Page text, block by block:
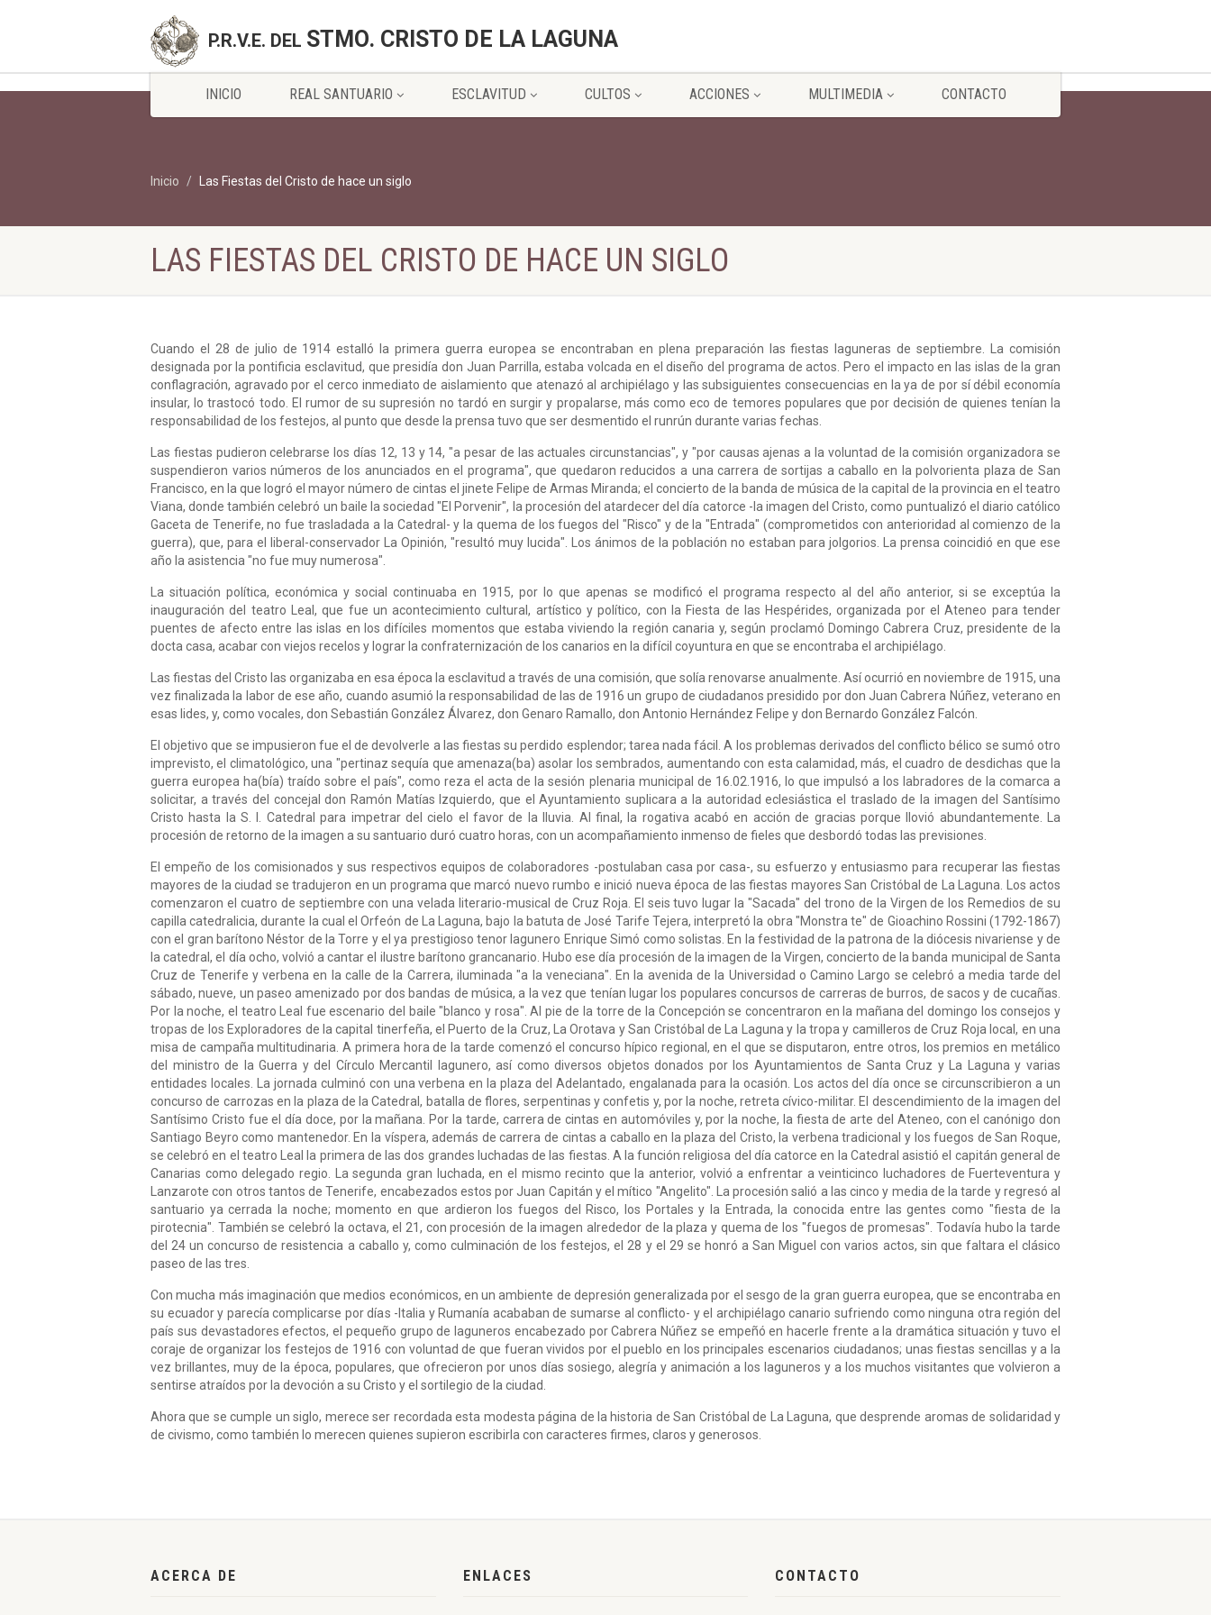
P.R.V.E. DEL STMO. CRISTO DE LA LAGUNA
INICIO REAL SANTUARIO ESCLAVITUD CULTOS ACCIONES MULTIMEDIA CONTACTO
Inicio Las Fiestas del Cristo de hace un siglo
LAS FIESTAS DEL CRISTO DE HACE UN SIGLO
Cuando el 28 de julio de 1914 estalló la primera guerra europea se encontraban en plena preparación las fiestas laguneras de septiembre. La comisión
designada por la pontificia esclavitud, que presidía don Juan Parrilla, estaba volcada en el diseño del programa de actos. Pero el impacto en las islas de la gran
conflagración, agravado por el cerco inmediato de aislamiento que atenazó al archipiélago y las subsiguientes consecuencias en la ya de por sí débil economía
insular, lo trastocó todo. El rumor de su supresión no tardó en surgir y propalarse, más como eco de temores populares que por decisión de quienes tenían la
responsabilidad de los festejos, al punto que desde la prensa tuvo que ser desmentido el runrún durante varias fechas.
Las fiestas pudieron celebrarse los días 12, 13 y 14, "a pesar de las actuales circunstancias", y "por causas ajenas a la voluntad de la comisión organizadora se
suspendieron varios números de los anunciados en el programa", que quedaron reducidos a una carrera de sortijas a caballo en la polvorienta plaza de San
Francisco, en la que logró el mayor número de cintas el jinete Felipe de Armas Miranda; el concierto de la banda de música de la capital de la provincia en el teatro
Viana, donde también celebró un baile la sociedad "El Porvenir", la procesión del atardecer del día catorce -la imagen del Cristo, como puntualizó el diario católico
Gaceta de Tenerife, no fue trasladada a la Catedral- y la quema de los fuegos del "Risco" y de la "Entrada" (comprometidos con anterioridad al comienzo de la
guerra), que, para el liberal-conservador La Opinión, "resultó muy lucida". Los ánimos de la población no estaban para jolgorios. La prensa coincidió en que ese
año la asistencia "no fue muy numerosa".
La situación política, económica y social continuaba en 1915, por lo que apenas se modificó el programa respecto al del año anterior, si se exceptúa la
inauguración del teatro Leal, que fue un acontecimiento cultural, artístico y político, con la Fiesta de las Hespérides, organizada por el Ateneo para tender
puentes de afecto entre las islas en los difíciles momentos que estaba viviendo la región canaria y, según proclamó Domingo Cabrera Cruz, presidente de la
docta casa, acabar con viejos recelos y lograr la confraternización de los canarios en la difícil coyuntura en que se encontraba el archipiélago.
Las fiestas del Cristo las organizaba en esa época la esclavitud a través de una comisión, que solía renovarse anualmente. Así ocurrió en noviembre de 1915, una
vez finalizada la labor de ese año, cuando asumió la responsabilidad de las de 1916 un grupo de ciudadanos presidido por don Juan Cabrera Núñez, veterano en
esas lides, y, como vocales, don Sebastián González Álvarez, don Genaro Ramallo, don Antonio Hernández Felipe y don Bernardo González Falcón.
El objetivo que se impusieron fue el de devolverle a las fiestas su perdido esplendor; tarea nada fácil. A los problemas derivados del conflicto bélico se sumó otro
imprevisto, el climatológico, una "pertinaz sequía que amenaza(ba) asolar los sembrados, aumentando con esta calamidad, más, el cuadro de desdichas que la
guerra europea ha(bía) traído sobre el país", como reza el acta de la sesión plenaria municipal de 16.02.1916, lo que impulsó a los labradores de la comarca a
solicitar, a través del concejal don Ramón Matías Izquierdo, que el Ayuntamiento suplicara a la autoridad eclesiástica el traslado de la imagen del Santísimo
Cristo hasta la S. I. Catedral para impetrar del cielo el favor de la lluvia. Al final, la rogativa acabó en acción de gracias porque llovió abundantemente. La
procesión de retorno de la imagen a su santuario duró cuatro horas, con un acompañamiento inmenso de fieles que desbordó todas las previsiones.
El empeño de los comisionados y sus respectivos equipos de colaboradores -postulaban casa por casa-, su esfuerzo y entusiasmo para recuperar las fiestas
mayores de la ciudad se tradujeron en un programa que marcó nuevo rumbo e inició nueva época de las fiestas mayores San Cristóbal de La Laguna. Los actos
comenzaron el cuatro de septiembre con una velada literario-musical de Cruz Roja. El seis tuvo lugar la "Sacada" del trono de la Virgen de los Remedios de su
capilla catedralicia, durante la cual el Orfeón de La Laguna, bajo la batuta de José Tarife Tejera, interpretó la obra "Monstra te" de Gioachino Rossini (1792-1867)
con el gran barítono Néstor de la Torre y el ya prestigioso tenor lagunero Enrique Simó como solistas. En la festividad de la patrona de la diócesis nivariense y de
la catedral, el día ocho, volvió a cantar el ilustre barítono grancanario. Hubo ese día procesión de la imagen de la Virgen, concierto de la banda municipal de Santa
Cruz de Tenerife y verbena en la calle de la Carrera, iluminada "a la veneciana". En la avenida de la Universidad o Camino Largo se celebró a media tarde del
sábado, nueve, un paseo amenizado por dos bandas de música, a la vez que tenían lugar los populares concursos de carreras de burros, de sacos y de cucañas.
Por la noche, el teatro Leal fue escenario del baile "blanco y rosa". Al pie de la torre de la Concepción se concentraron en la mañana del domingo los consejos y
tropas de los Exploradores de la capital tinerfeña, el Puerto de la Cruz, La Orotava y San Cristóbal de La Laguna y la tropa y camilleros de Cruz Roja local, en una
misa de campaña multitudinaria. A primera hora de la tarde comenzó el concurso hípico regional, en el que se disputaron, entre otros, los premios en metálico
del ministro de la Guerra y del Círculo Mercantil lagunero, así como diversos objetos donados por los Ayuntamientos de Santa Cruz y La Laguna y varias
entidades locales. La jornada culminó con una verbena en la plaza del Adelantado, engalanada para la ocasión. Los actos del día once se circunscribieron a un
concurso de carrozas en la plaza de la Catedral, batalla de flores, serpentinas y confetis y, por la noche, retreta cívico-militar. El descendimiento de la imagen del
Santísimo Cristo fue el día doce, por la mañana. Por la tarde, carrera de cintas en automóviles y, por la noche, la fiesta de arte del Ateneo, con el canónigo don
Santiago Beyro como mantenedor. En la víspera, además de carrera de cintas a caballo en la plaza del Cristo, la verbena tradicional y los fuegos de San Roque,
se celebró en el teatro Leal la primera de las dos grandes luchadas de las fiestas. A la función religiosa del día catorce en la Catedral asistió el capitán general de
Canarias como delegado regio. La segunda gran luchada, en el mismo recinto que la anterior, volvió a enfrentar a veinticinco luchadores de Fuerteventura y
Lanzarote con otros tantos de Tenerife, encabezados estos por Juan Capitán y el mítico "Angelito". La procesión salió a las cinco y media de la tarde y regresó al
santuario ya cerrada la noche; momento en que ardieron los fuegos del Risco, los Portales y la Entrada, la conocida entre las gentes como "fiesta de la
pirotecnia". También se celebró la octava, el 21, con procesión de la imagen alrededor de la plaza y quema de los "fuegos de promesas". Todavía hubo la tarde
del 24 un concurso de resistencia a caballo y, como culminación de los festejos, el 28 y el 29 se honró a San Miguel con varios actos, sin que faltara el clásico
paseo de las tres.
Con mucha más imaginación que medios económicos, en un ambiente de depresión generalizada por el sesgo de la gran guerra europea, que se encontraba en
su ecuador y parecía complicarse por días -Italia y Rumanía acababan de sumarse al conflicto- y el archipiélago canario sufriendo como ninguna otra región del
país sus devastadores efectos, el pequeño grupo de laguneros encabezado por Cabrera Núñez se empeñó en hacerle frente a la dramática situación y tuvo el
coraje de organizar los festejos de 1916 con voluntad de que fueran vividos por el pueblo en los principales escenarios ciudadanos; unas fiestas sencillas y a la
vez brillantes, muy de la época, populares, que ofrecieron por unos días sosiego, alegría y animación a los laguneros y a los muchos visitantes que volvieron a
sentirse atraídos por la devoción a su Cristo y el sortilegio de la ciudad.
Ahora que se cumple un siglo, merece ser recordada esta modesta página de la historia de San Cristóbal de La Laguna, que desprende aromas de solidaridad y
de civismo, como también lo merecen quienes supieron escribirla con caracteres firmes, claros y generosos.
ACERCA DE ENLACES CONTACTO